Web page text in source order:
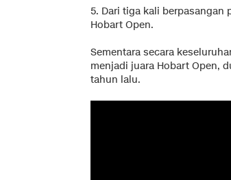
5. Dari tiga kali berpasangan
Hobart Open.
Sementara secara
menjadi juara Hobart Open,
tahun lalu.